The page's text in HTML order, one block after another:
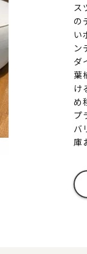
ス
の
い
ン
ダ
葉
け
め
プ
バ
庫